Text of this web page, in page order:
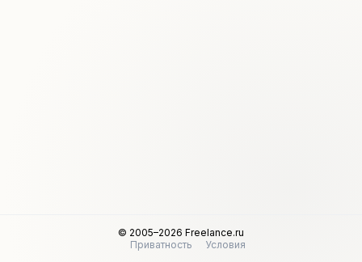
© 2005–2026 Freelance.ru
Приватность
Условия